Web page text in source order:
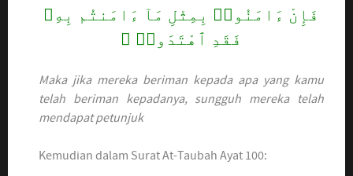
فَإِنْ ءَامَنُوا۟ بِمِثْلِ مَآ ءَامَنتُم بِهِۦ
فَقَدِ ٱهْتَدَوا۟ ۖ
Maka jika mereka beriman kepada apa yang kamu
telah beriman kepadanya, sungguh mereka telah
mendapat petunjuk
Kemudian dalam Surat At-Taubah Ayat 100: